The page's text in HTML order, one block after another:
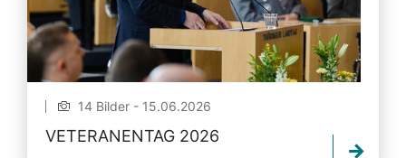
14 Bilder - 15.06.2026
VETERANENTAG 2026